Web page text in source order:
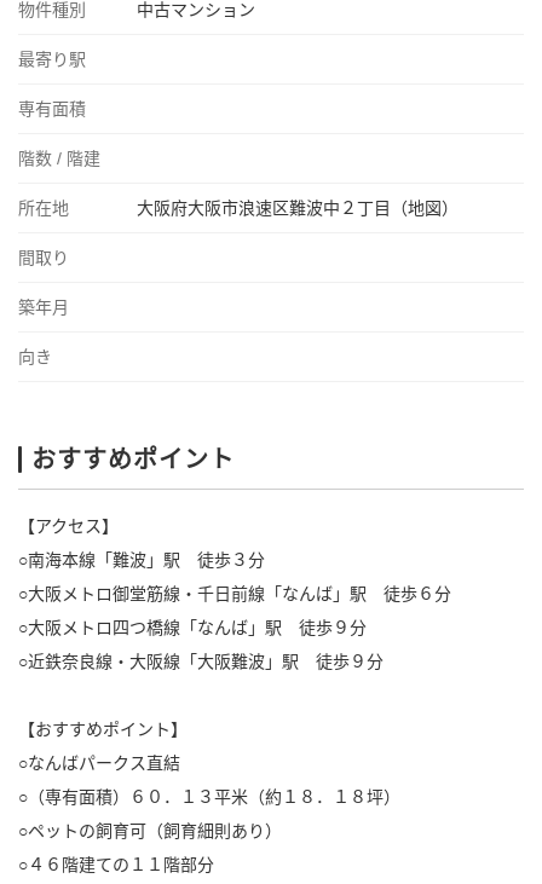
物件種別 中古マンション
最寄り駅
専有面積
階数 / 階建
所在地 大阪府大阪市浪速区難波中２丁目（地図）
間取り
築年月
向き
おすすめポイント
【アクセス】
○南海本線「難波」駅 徒歩３分
○大阪メトロ御堂筋線・千日前線「なんば」駅 徒歩６分
○大阪メトロ四つ橋線「なんば」駅 徒歩９分
○近鉄奈良線・大阪線「大阪難波」駅 徒歩９分
【おすすめポイント】
○なんばパークス直結
○（専有面積）６０．１３平米（約１８．１８坪）
○ペットの飼育可（飼育細則あり）
○４６階建ての１１階部分